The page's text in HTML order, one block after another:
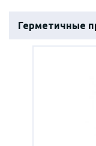
Герметичные